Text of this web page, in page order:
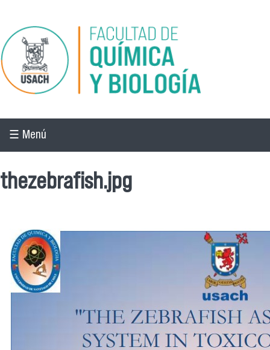
Pasar al contenido principal
☰ Menú
thezebrafish.jpg